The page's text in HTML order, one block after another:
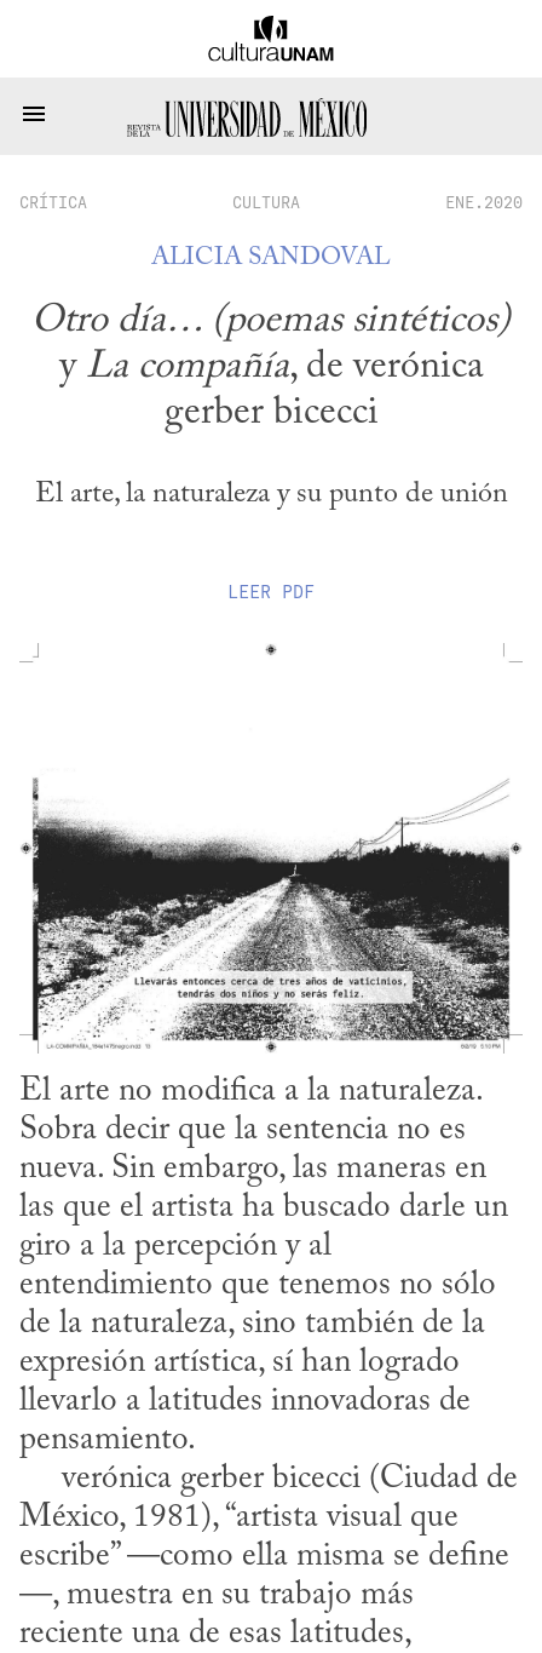
CRÍTICA CULTURA ENE.2020
ALICIA SANDOVAL
Otro día… (poemas sintéticos)
y La compañía, de verónica
gerber bicecci
El arte, la naturaleza y su punto de unión
LEER PDF
El arte no modifica a la naturaleza.
Sobra decir que la sentencia no es
nueva. Sin embargo, las maneras en
las que el artista ha buscado darle un
giro a la percepción y al
entendimiento que tenemos no sólo
de la naturaleza, sino también de la
expresión artística, sí han logrado
llevarlo a latitudes innovadoras de
pensamiento.
     verónica gerber bicecci (Ciudad de
México, 1981), “artista visual que
escribe” —como ella misma se define
—, muestra en su trabajo más
reciente una de esas latitudes,